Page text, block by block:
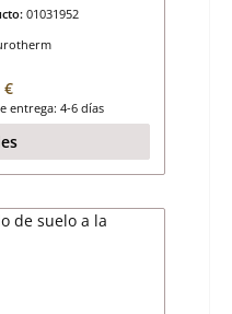
01031952
normal:
€
entrega: 4-6 días